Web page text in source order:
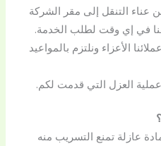
عناء التنقل إلى مقر الشركة
في إي وقت لطلب الخدمة.
الأعزاء ونلتزم بالمواعيد
العزل التي قدمت لكم.
عازلة تمنع التسريب منه